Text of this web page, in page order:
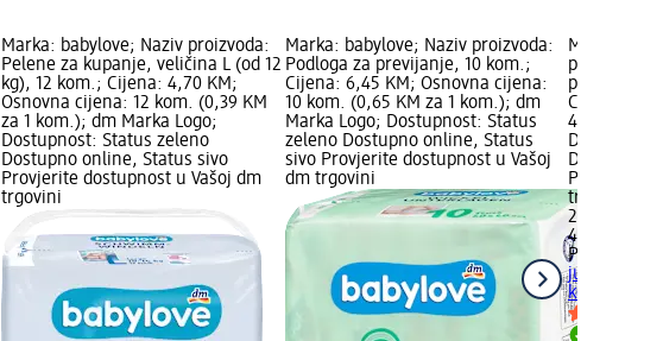
Marka: babylove; Naziv proizvoda:
Pelene za kupanje, veličina L (od 12
kg), 12 kom.; Cijena: 4,70 KM;
Osnovna cijena: 12 kom. (0,39 KM
za 1 kom.); dm Marka Logo;
Dostupnost: Status zeleno
Dostupno online, Status sivo
Provjerite dostupnost u Vašoj dm
trgovini
Marka: babylove; Naziv proizvoda:
Podloga za previjanje, 10 kom.;
Cijena: 6,45 KM; Osnovna cijena:
10 kom. (0,65 KM za 1 kom.); dm
Marka Logo; Dostupnost: Status
zeleno Dostupno online, Status
sivo Provjerite dostupnost u Vašoj
dm trgovini
Marka:
proizvoda:
pack vel. 5
Cijena:
48 kom.
Dostupno
Provjerite
trgovini
29,95 KM
48 kom.
Pampers
jumbo pack
kom.